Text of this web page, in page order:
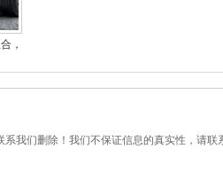
，
我们删除！我们不保证信息的真实性，请联